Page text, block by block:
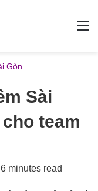
Gòn
Sài
team
6 minutes read